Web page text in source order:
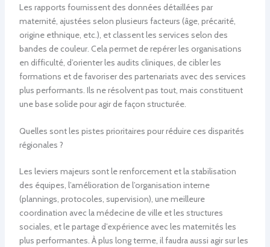
Les rapports fournissent des données détaillées par
maternité, ajustées selon plusieurs facteurs (âge, précarité,
origine ethnique, etc.), et classent les services selon des
bandes de couleur. Cela permet de repérer les organisations
en difficulté, d’orienter les audits cliniques, de cibler les
formations et de favoriser des partenariats avec des services
plus performants. Ils ne résolvent pas tout, mais constituent
une base solide pour agir de façon structurée.
Quelles sont les pistes prioritaires pour réduire ces disparités
régionales ?
Les leviers majeurs sont le renforcement et la stabilisation
des équipes, l’amélioration de l’organisation interne
(plannings, protocoles, supervision), une meilleure
coordination avec la médecine de ville et les structures
sociales, et le partage d’expérience avec les maternités les
plus performantes. À plus long terme, il faudra aussi agir sur les